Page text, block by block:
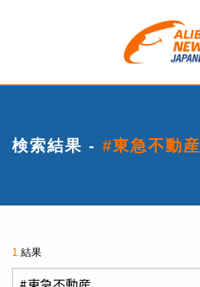
検索結果 - #東急不動産
1結果